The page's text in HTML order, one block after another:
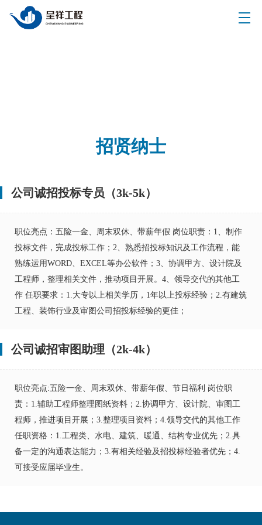
招贤纳士
公司诚招投标专员（3k-5k）
职位亮点：五险一金、周末双休、带薪年假 岗位职责：1、制作
投标文件，完成投标工作；2、熟悉招投标知识及工作流程，能
熟练运用WORD、EXCEL等办公软件；3、协调甲方、设计院及
工程师，整理相关文件，推动项目开展。4、领导交代的其他工
作 任职要求：1.大专以上相关学历，1年以上投标经验；2.有建筑
工程、装饰行业及审图公司招投标经验的更佳；
公司诚招审图助理（2k-4k）
职位亮点:五险一金、周末双休、带薪年假、节日福利 岗位职
责：1.辅助工程师整理图纸资料；2.协调甲方、设计院、审图工
程师，推进项目开展；3.整理项目资料；4.领导交代的其他工作
任职资格：1.工程类、水电、建筑、暖通、结构专业优先；2.具
备一定的沟通表达能力；3.有相关经验及招投标经验者优先；4.
可接受应届毕业生。